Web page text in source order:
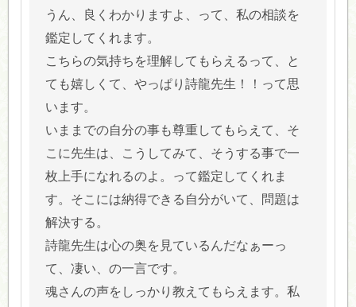
うん、良くわかりますよ、って、私の相談を
鑑定してくれます。
こちらの気持ちを理解してもらえるって、と
ても嬉しくて、やっぱり詩龍先生！！って思
います。
いままでの自分の事も尊重してもらえて、そ
こに先生は、こうしてみて、そうする事で一
枚上手になれるのよ。って鑑定してくれま
す。そこには納得できる自分がいて、問題は
解決する。
詩龍先生は心の奥を見ているんだなぁーっ
て、凄い、の一言です。
魂さんの声をしっかり教えてもらえます。私